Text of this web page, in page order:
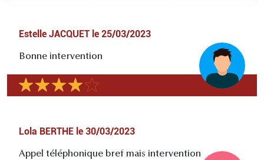
Estelle JACQUET le 25/03/2023
Bonne intervention
Lola BERTHE le 30/03/2023
Appel téléphonique bref mais intervention